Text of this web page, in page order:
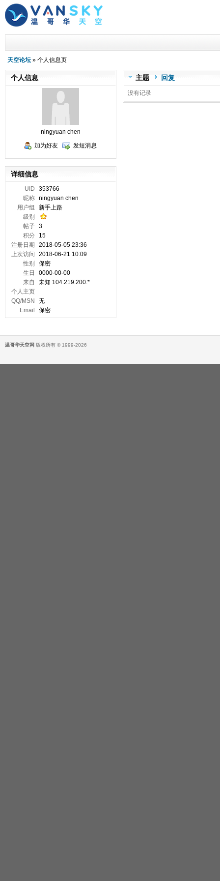
天空论坛 » 个人信息页
主题 回复
没有记录
个人信息
ningyuan chen
加为好友
发短消息
详细信息
UID
353766
昵称 ningyuan chen
用户组
新手上路
级别
帖子 3
积分
15
注册日期
2018-05-05 23:36
上次访问
2018-06-21 10:09
性别
保密
生日
0000-00-00
来自
未知 104.219.200.*
个人主页
QQ/MSN
无
Email
保密
温哥华天空网 版权所有 © 1999-2026